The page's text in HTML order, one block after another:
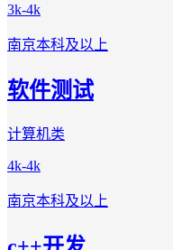
3k-4k
南京本科及以上
软件测试
计算机类
4k-4k
南京本科及以上